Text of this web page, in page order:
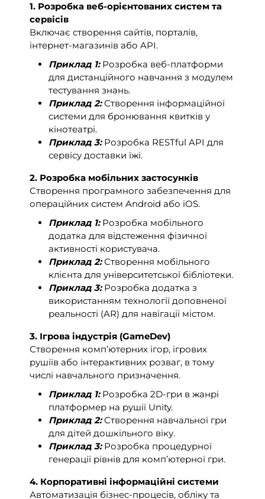
1. Розробка веб-орієнтованих систем та
сервісів
Включає створення сайтів, порталів,
інтернет-магазинів або API.
Приклад 1:Розробка веб-платформи
для дистанційного навчання з модулем
тестування знань.
Приклад 2:Створення інформаційної
системи для бронювання квитків у
кінотеатрі.
Приклад 3:Розробка RESTful API для
сервісу доставки їжі.
2. Розробка мобільних застосунків
Створення програмного забезпечення для
операційних систем Android або iOS.
Приклад 1:Розробка мобільного
додатка для відстеження фізичної
активності користувача.
Приклад 2:Створення мобільного
клієнта для університетської бібліотеки.
Приклад 3:Розробка додатка з
використанням технології доповненої
реальності (AR) для навігації містом.
3. Ігрова індустрія (GameDev)
Створення комп’ютерних ігор, ігрових
рушіїв або інтерактивних розваг, в тому
числі навчального призначення.
Приклад 1:Розробка 2D-гри в жанрі
платформер на рушії Unity.
Приклад 2:Створення навчальної гри
для дітей дошкільного віку.
Приклад 3:Розробка процедурної
генерації рівнів для комп’ютерної гри.
4. Корпоративні інформаційні системи
Автоматизація бізнес-процесів, обліку та